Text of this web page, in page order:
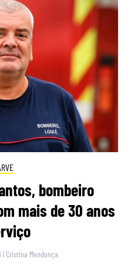
bombeiro
mais de 30 anos
| Cristina Mendonça